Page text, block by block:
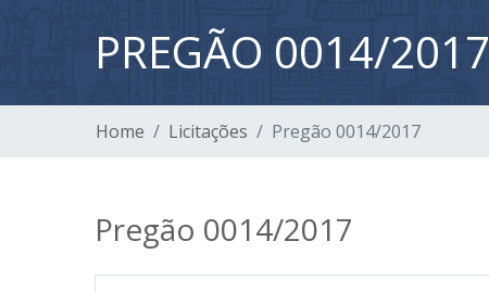
PREGÃO 0014/2017
Home Licitações Pregão 0014/2017
Pregão 0014/2017